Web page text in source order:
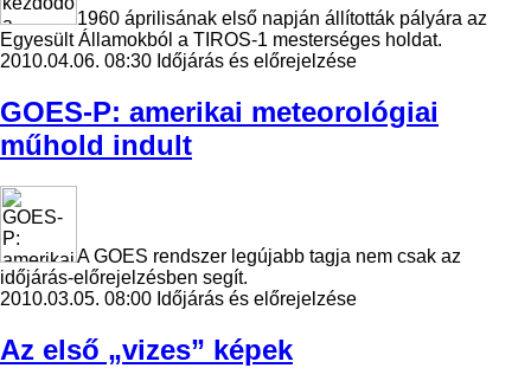
1960 áprilisának első napján állították pályára az
Egyesült Államokból a TIROS-1 mesterséges holdat.
2010.04.06. 08:30 Időjárás és előrejelzése
GOES-P: amerikai meteorológiai
műhold indult
A GOES rendszer legújabb tagja nem csak az
időjárás-előrejelzésben segít.
2010.03.05. 08:00 Időjárás és előrejelzése
Az első „vizes” képek